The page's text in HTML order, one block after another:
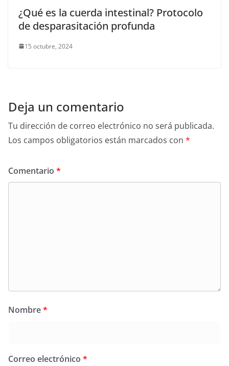
¿Qué es la cuerda intestinal? Protocolo
de desparasitación profunda
15 octubre, 2024
Deja un comentario
Tu dirección de correo electrónico no será publicada.
Los campos obligatorios están marcados con *
Comentario *
Nombre*
Correo electrónico *